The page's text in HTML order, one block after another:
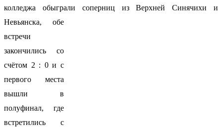
колледжа обыграли соперниц изВерхней Синячихи и
Невьянска, обе
встречи
закончились со
счётом 2 : 0 и с
первого места
вышли в
полуфинал, где
встретились с